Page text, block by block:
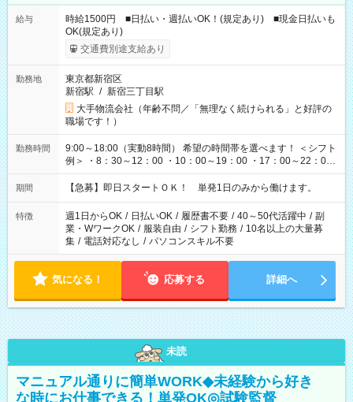
給与
時給1500円 ■日払い・週払いOK！(規定あり) ■現金日払いも
OK(規定あり)
交通費別途支給あり
勤務地
東京都新宿区
新宿駅 / 新宿三丁目駅
大手物流会社（年齢不問／「無理なく続けられる」と好評の
職場です！）
勤務時間
9:00～18:00（実動8時間） 希望の時間帯を選べます！ ＜シフト
例＞ ・8：30～12：00 ・10：00～19：00 ・17：00～22：00
・13：00～22：00 ・22：00～翌6：00 など
期間 【急募】即日スタートＯＫ！ 単発1日のみから働けます。
特徴 週1日からOK / 日払いOK / 履歴書不要 / 40～50代活躍中 / 副
業・WワークOK / 服装自由 / シフト勤務 / 10名以上の大量募
集 / 電話対応なし / パソコンスキル不要
気になる！ 応募する 詳細へ
未読
マニュアル通りに簡単WORK◆未経験から好き
な時にお仕事できる！単発OK◎試験監督